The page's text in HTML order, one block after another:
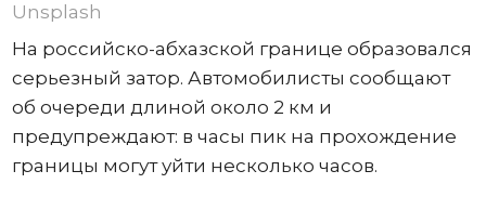
Unsplash
На российско-абхазской границе образовался
серьезный затор. Автомобилисты сообщают
об очереди длиной около 2 км и
предупреждают: в часы пик на прохождение
границы могут уйти несколько часов.